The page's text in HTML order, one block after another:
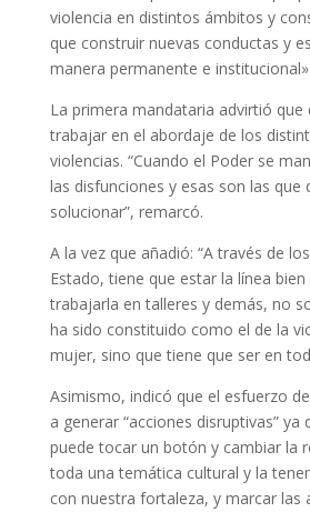
violencia en distintos ámbitos y
que construir nuevas conductas y
manera permanente e institucional».
La primera mandataria advirtió
trabajar en el abordaje de los
violencias. “Cuando el Poder se
las disfunciones y esas son las que
solucionar”, remarcó.
A la vez que añadió: “A través de
Estado, tiene que estar la línea
trabajarla en talleres y demás, no
ha sido constituido como el de la
mujer, sino que tiene que ser en
Asimismo, indicó que el esfuerzo
a generar “acciones disruptivas” ya
puede tocar un botón y cambiar la
toda una temática cultural y la
con nuestra fortaleza, y marcar las